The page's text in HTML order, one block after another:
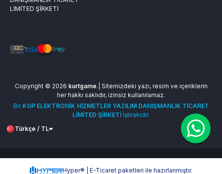
LİMİTED ŞİRKETİ
Copyright © 2026 kurtgame.| Sitemizdeki yazı, resim ve içeriklerin
her hakkı saklıdır, izinsiz kullanılamaz.
Bir KGP ELEKTRONİK HİZMETLER YAZILIM DANIŞMANLIK TİCARET
LİMİTED ŞİRKETİ İştirakidir.
Türkçe / TL
Hyper® | E-Ticaret paketleri ile hazırlanmıştır.